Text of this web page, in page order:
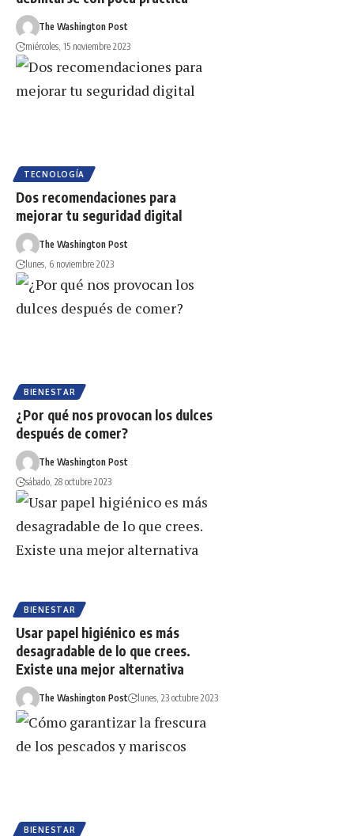
The Washington Post
miércoles, 15 noviembre 2023
TECNOLOGÍA
Dos recomendaciones para
mejorar tu seguridad digital
The Washington Post
lunes, 6 noviembre 2023
BIENESTAR
¿Por qué nos provocan los dulces
después de comer?
The Washington Post
sábado, 28 octubre 2023
BIENESTAR
Usar papel higiénico es más
desagradable de lo que crees.
Existe una mejor alternativa
The Washington Post lunes, 23 octubre 2023
BIENESTAR